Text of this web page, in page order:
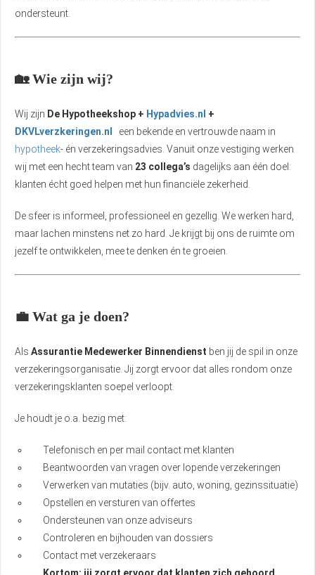
ondersteunt.
🏡 Wie zijn wij?
Wij zijn De Hypotheekshop + Hypadvies.nl +
DKVLverzkeringen.nl
een bekende en vertrouwde naam in
hypotheek- én verzekeringsadvies. Vanuit onze vestiging werken
wij met een hecht team van 23 collega’s dagelijks aan één doel:
klanten écht goed helpen met hun financiële zekerheid.
De sfeer is informeel, professioneel en gezellig. We werken hard,
maar lachen minstens net zo hard. Je krijgt bij ons de ruimte om
jezelf te ontwikkelen, mee te denken én te groeien.
💼 Wat ga je doen?
Als Assurantie Medewerker Binnendienst ben jij de spil in onze
verzekeringsorganisatie. Jij zorgt ervoor dat alles rondom onze
verzekeringsklanten soepel verloopt.
Je houdt je o.a. bezig met:
Telefonisch en per mail contact met klanten
Beantwoorden van vragen over lopende verzekeringen
Verwerken van mutaties (bijv. auto, woning, gezinssituatie)
Opstellen en versturen van offertes
Ondersteunen van onze adviseurs
Controleren en bijhouden van dossiers
Contact met verzekeraars